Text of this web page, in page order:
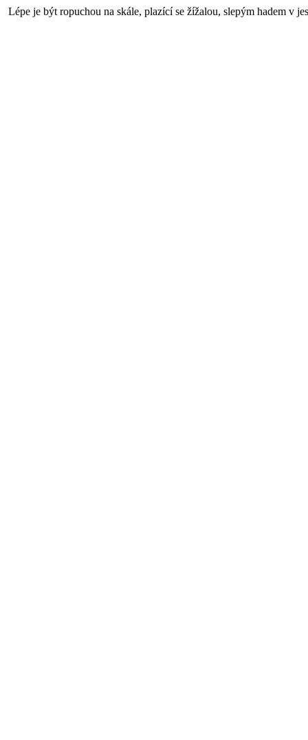
Lépe je být ropuchou na skále, plazící se žížalou, slepým hadem v